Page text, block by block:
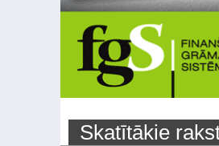
Skatītākie